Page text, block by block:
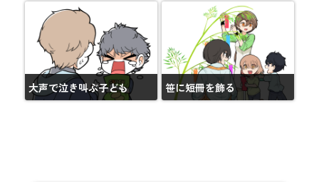
大声で泣き叫ぶ子ども 笹に短冊を飾る